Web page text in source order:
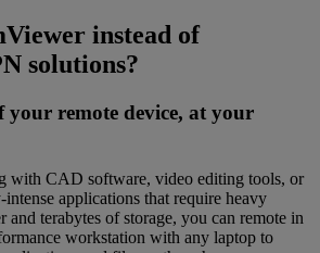
instead of
solutions?
your remote device, at your
with CAD software, video editing tools, or
applications that require heavy
and terabytes of storage, you can remote in
workstation with any laptop to